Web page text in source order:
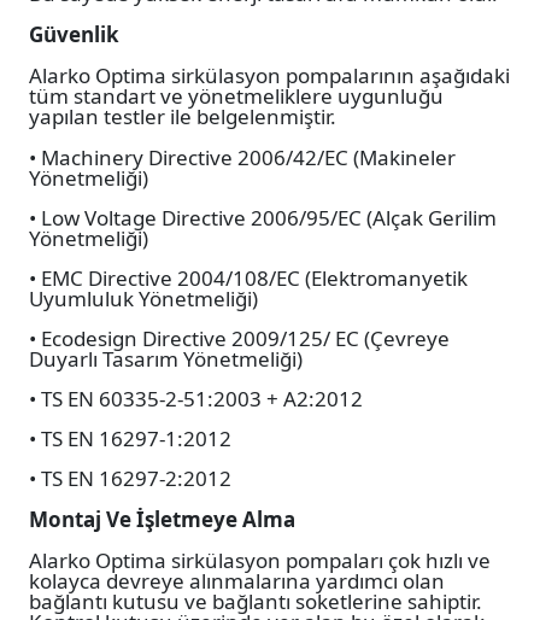
Güvenlik
Alarko Optima sirkülasyon pompalarının aşağıdaki
tüm standart ve yönetmeliklere uygunluğu
yapılan testler ile belgelenmiştir.
• Machinery Directive 2006/42/EC (Makineler
Yönetmeliği)
• Low Voltage Directive 2006/95/EC (Alçak Gerilim
Yönetmeliği)
• EMC Directive 2004/108/EC (Elektromanyetik
Uyumluluk Yönetmeliği)
• Ecodesign Directive 2009/125/ EC (Çevreye
Duyarlı Tasarım Yönetmeliği)
• TS EN 60335-2-51:2003 + A2:2012
• TS EN 16297-1:2012
• TS EN 16297-2:2012
Montaj Ve İşletmeye Alma
Alarko Optima sirkülasyon pompaları çok hızlı ve
kolayca devreye alınmalarına yardımcı olan
bağlantı kutusu ve bağlantı soketlerine sahiptir.